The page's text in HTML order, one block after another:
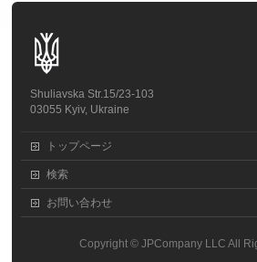
Shuliavska Str.15/23-103
03055 Kyiv, Ukraine
トップページ
検索
お問い合わせ
Copyright © JPCompany LLC All